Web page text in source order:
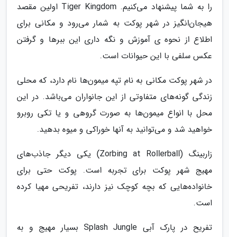
را به شما پیشنهاد می‌کنیم. Tiger Kingdom اولین مقصد
هیجان‌انگیز در شهر پوکت به شمار می‌رود و مکانی برای
اطلاع از نحوه ی آموزش و نگه داری این ببرها و گرفتن
عکس سلفی با این حیوانات است.
در شهر پوکت مکانی به نام تپه میمون‌ها نام دارد، که محلی
زندگی گونه‌های متفاوتی از این جانواران می‌باشد. در این
محل با انواع میمون‌ها به صورت گروهی و یا تکی روبرو
خواهید شد و می‌توانید به آنها خوراکی و میوه بدهید.
زاربینگ (Zorbing at Rollerball) یکی دیگر جاذب‌های
مهیج شهر پوکت برای تجربه است. پوکت حتی برای
خانواده‌هایی که بچه کوچک نیز دارند، تفریحی مهیا کرده
است.
تفریح در پارک آبی Splash Jungle بسیار مهیج و به